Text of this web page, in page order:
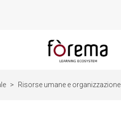
> Risorse umane e organizzazione